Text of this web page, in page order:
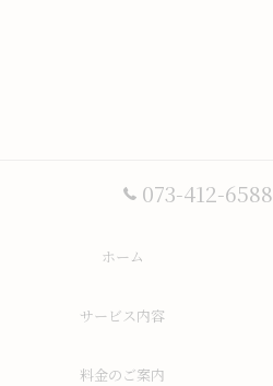
073-412-6588
ホーム
サービス内容
料金のご案内